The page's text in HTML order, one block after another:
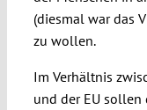
(diesmal war das
zu wollen.
Im Verhältnis
und der EU sollen